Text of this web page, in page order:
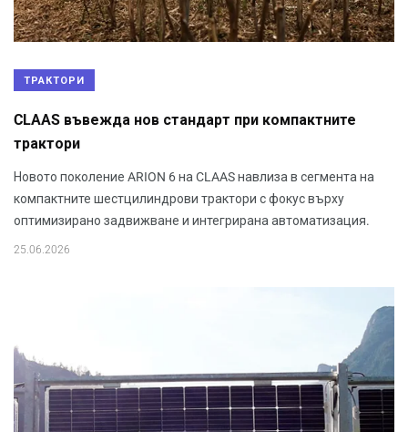
ТРАКТОРИ
CLAAS въвежда нов стандарт при компактните
трактори
Новото поколение ARION 6 на CLAAS навлиза в сегмента на
компактните шестцилиндрови трактори с фокус върху
оптимизирано задвижване и интегрирана автоматизация.
25.06.2026